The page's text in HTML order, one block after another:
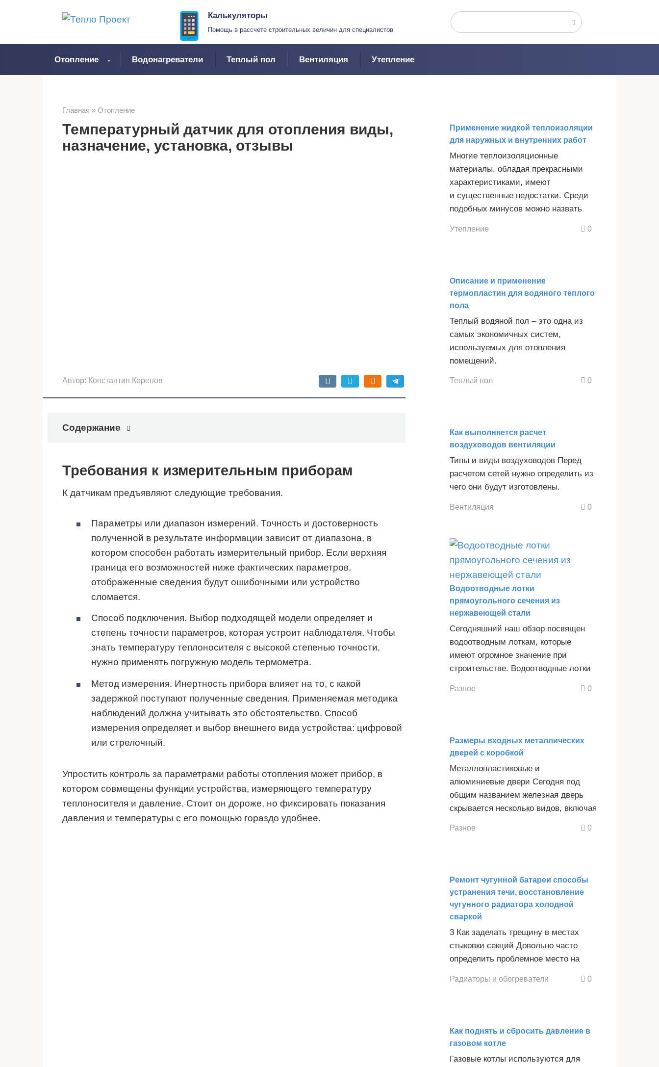
Калькуляторы
Помощь в рассчете строительных величин для специалистов
Поиск:
Отопление Водонагреватели Теплый пол Вентиляция Утепление
Главная » Отопление
Температурный датчик для отопления виды,
назначение, установка, отзывы
Автор: Константин Корепов
Содержание
Требования к измерительным приборам
К датчикам предъявляют следующие требования.
Параметры или диапазон измерений. Точность и достоверность
полученной в результате информации зависит от диапазона, в
котором способен работать измерительный прибор. Если верхняя
граница его возможностей ниже фактических параметров,
отображенные сведения будут ошибочными или устройство
сломается.
Способ подключения. Выбор подходящей модели определяет и
степень точности параметров, которая устроит наблюдателя. Чтобы
знать температуру теплоносителя с высокой степенью точности,
нужно применять погружную модель термометра.
Метод измерения. Инертность прибора влияет на то, с какой
задержкой поступают полученные сведения. Применяемая методика
наблюдений должна учитывать это обстоятельство. Способ
измерения определяет и выбор внешнего вида устройства: цифровой
или стрелочный.
Упростить контроль за параметрами работы отопления может прибор, в
котором совмещены функции устройства, измеряющего температуру
теплоносителя и давление. Стоит он дороже, но фиксировать показания
давления и температуры с его помощью гораздо удобнее.
Применение жидкой теплоизоляции
для наружных и внутренних работ
Многие теплоизоляционные
материалы, обладая прекрасными
характеристиками, имеют
и существенные недостатки. Среди
подобных минусов можно назвать
Утепление 0
Описание и применение
термопластин для водяного теплого
пола
Теплый водяной пол – это одна из
самых экономичных систем,
используемых для отопления
помещений.
Теплый пол 0
Как выполняется расчет
воздуховодов вентиляции
Типы и виды воздуховодов Перед
расчетом сетей нужно определить из
чего они будут изготовлены.
Вентиляция 0
Водоотводные лотки
прямоугольного сечения из
нержавеющей стали
Сегодняшний наш обзор посвящен
водоотводным лоткам, которые
имеют огромное значение при
строительстве. Водоотводные лотки
Разное 0
Размеры входных металлических
дверей с коробкой
Металлопластиковые и
алюминиевые двери Сегодня под
общим названием железная дверь
скрывается несколько видов, включая
Разное 0
Ремонт чугунной батареи способы
устранения течи, восстановление
чугунного радиатора холодной
сваркой
3 Как заделать трещину в местах
стыковки секций Довольно часто
определить проблемное место на
Радиаторы и обогреватели 0
Как поднять и сбросить давление в
газовом котле
Газовые котлы используются для